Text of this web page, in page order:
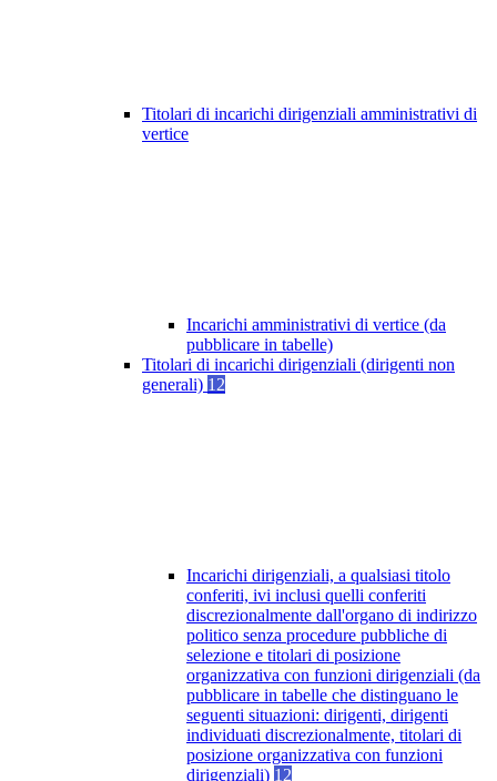
Titolari di incarichi dirigenziali amministrativi di
vertice
Incarichi amministrativi di vertice (da
pubblicare in tabelle)
Titolari di incarichi dirigenziali (dirigenti non
generali) 12
Incarichi dirigenziali, a qualsiasi titolo
conferiti, ivi inclusi quelli conferiti
discrezionalmente dall'organo di indirizzo
politico senza procedure pubbliche di
selezione e titolari di posizione
organizzativa con funzioni dirigenziali (da
pubblicare in tabelle che distinguano le
seguenti situazioni: dirigenti, dirigenti
individuati discrezionalmente, titolari di
posizione organizzativa con funzioni
dirigenziali) 12